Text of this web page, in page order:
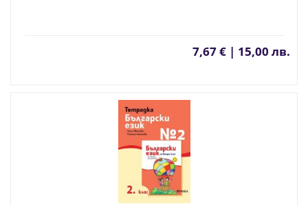
7,67 € | 15,00 лв.